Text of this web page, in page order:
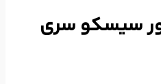
سیسکو سری